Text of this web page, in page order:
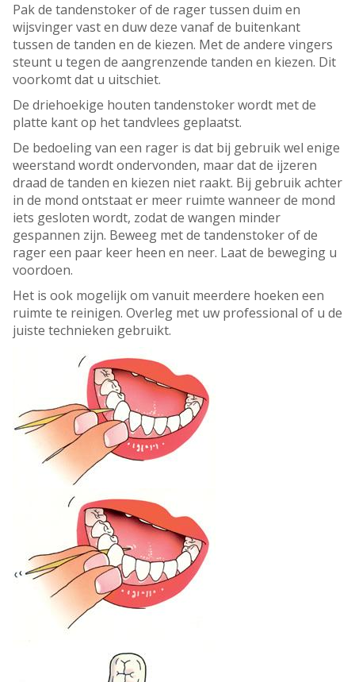
Pak de tandenstoker of de rager tussen duim en
wijsvinger vast en duw deze vanaf de buitenkant
tussen de tanden en de kiezen. Met de andere vingers
steunt u tegen de aangrenzende tanden en kiezen. Dit
voorkomt dat u uitschiet.
De driehoekige houten tandenstoker wordt met de
platte kant op het tandvlees geplaatst.
De bedoeling van een rager is dat bij gebruik wel enige
weerstand wordt ondervonden, maar dat de ijzeren
draad de tanden en kiezen niet raakt. Bij gebruik achter
in de mond ontstaat er meer ruimte wanneer de mond
iets gesloten wordt, zodat de wangen minder
gespannen zijn. Beweeg met de tandenstoker of de
rager een paar keer heen en neer. Laat de beweging u
voordoen.
Het is ook mogelijk om vanuit meerdere hoeken een
ruimte te reinigen. Overleg met uw professional of u de
juiste technieken gebruikt.